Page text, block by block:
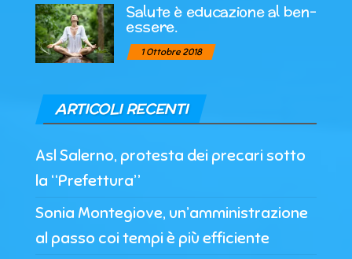
Salute è educazione al ben-
essere.
1 Ottobre 2018
ARTICOLI RECENTI
Asl Salerno, protesta dei precari sotto
la “Prefettura”
Sonia Montegiove, un’amministrazione
al passo coi tempi è più efficiente